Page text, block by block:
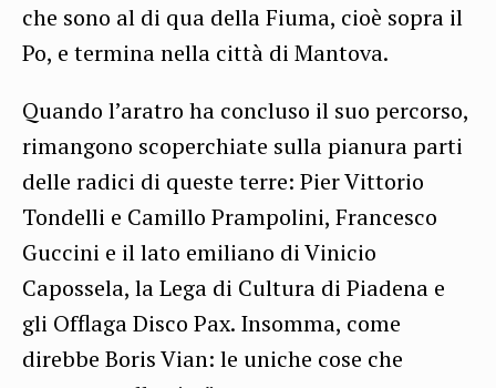
che sono al di qua della Fiuma, cioè sopra il
Po, e termina nella città di Mantova.
Quando l’aratro ha concluso il suo percorso,
rimangono scoperchiate sulla pianura parti
delle radici di queste terre: Pier Vittorio
Tondelli e Camillo Prampolini, Francesco
Guccini e il lato emiliano di Vinicio
Capossela, la Lega di Cultura di Piadena e
gli Offlaga Disco Pax. Insomma, come
direbbe Boris Vian: le uniche cose che